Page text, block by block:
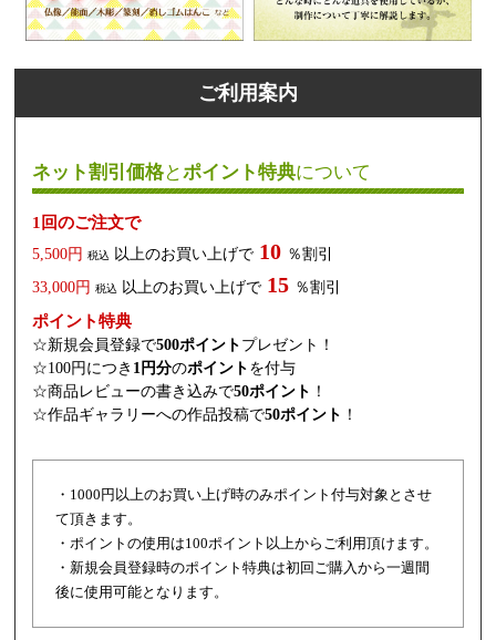
ご利用案内
ネット割引価格とポイント特典について
1回のご注文で
5,500円 税込 以上のお買い上げで 10 ％割引
33,000円 税込 以上のお買い上げで 15 ％割引
ポイント特典
☆新規会員登録で500ポイント プレゼント！
☆100円につき 1円分のポイント を付与
☆商品レビューの書き込みで50ポイント ！
☆作品ギャラリーへの作品投稿で50ポイント ！
・1000円以上のお買い上げ時のみポイント付与対象とさせ
て頂きます。
・ポイントの使用は100ポイント以上からご利用頂けます。
・新規会員登録時のポイント特典は初回ご購入から一週間
後に使用可能となります。